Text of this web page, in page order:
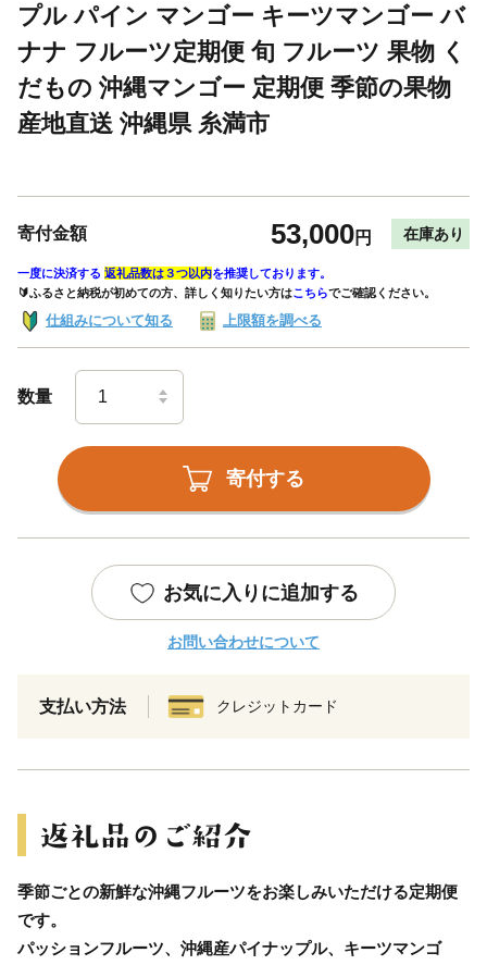
プル パイン マンゴー キーツマンゴー バ
ナナ フルーツ定期便 旬 フルーツ 果物 く
だもの 沖縄マンゴー 定期便 季節の果物
産地直送 沖縄県 糸満市
寄付金額 53,000円 在庫あり
一度に決済する 返礼品数は３つ以内を推奨しております。
🔰ふるさと納税が初めての方、詳しく知りたい方はこちらでご確認ください。
仕組みについて知る 上限額を調べる
数量
寄付する
お気に入りに追加する
お問い合わせについて
支払い方法 クレジットカード
季節ごとの新鮮な沖縄フルーツをお楽しみいただける定期便
です。
パッションフルーツ、沖縄産パイナップル、キーツマンゴ